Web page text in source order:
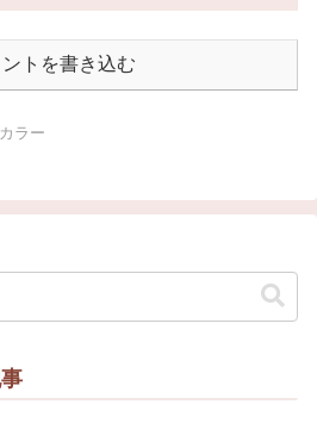
ントを書き込む
ラー